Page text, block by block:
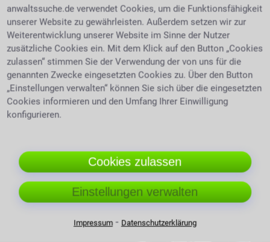
Insolvenzverfahren über das gegnerische Vermögen,
können eigene Forderungen beim zuständigen
Insolvenzverwalter angemeldet werden. Die Kosten
Unter Umständen ist es besser, geringe Streitwerte
nicht durchzufechten. Entscheidend ist auch, ob der
Streit die Kosten und den Aufwand wert ist.
Entlastung der GerichteRechtsschutzbedürfnis wird
definiert als das berechtigte rechtsschutzwürdige
Interesse einer Person diesen Rechtsschutz zu
so kann eine Klage abgewiesen werden.
Die Bereiche die eine
Rechtsschutzversicherung abdecken kann
Es gibt unter anderem
anwaltssuche.de verwendet Cookies, um die Funktionsfähigkeit
unserer Website zu gewährleisten. Außerdem setzen wir zur
Weiterentwicklung unserer Website im Sinne der Nutzer
zusätzliche Cookies ein. Mit dem Klick auf den Button „Cookies
zulassen“ stimmen Sie der Verwendung der von uns für die
genannten Zwecke eingesetzten Cookies zu. Über den Button
„Einstellungen verwalten“ können Sie sich über die eingesetzten
Cookies informieren und den Umfang Ihrer Einwilligung
konfigurieren.
Cookies zulassen
Einstellungen verwalten
Impressum⁃ Datenschutzerklärung